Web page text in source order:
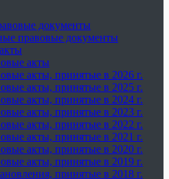
документы
правовые документы
акты
акты, принятые в 2026 г.
акты, принятые в 2025 г.
акты, принятые в 2024 г.
акты, принятые в 2023 г.
акты, принятые в 2022 г.
акты, принятые в 2021 г.
акты, принятые в 2020 г.
акты, принятые в 2019 г.
принятые в 2018 г.